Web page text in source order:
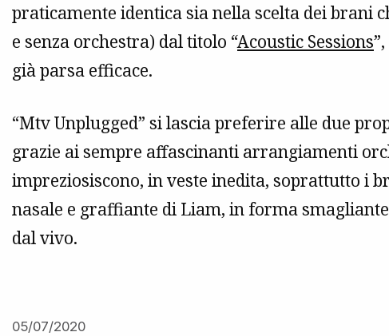
praticamente identica sia nella scelta dei brani
e senza orchestra) dal titolo “Acoustic Sessions
già parsa efficace.
“Mtv Unplugged” si lascia preferire alle due
grazie ai sempre affascinanti arrangiamenti
impreziosiscono, in veste inedita, soprattutto i
nasale e graffiante di Liam, in forma
dal vivo.
05/07/2020